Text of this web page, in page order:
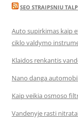
SEO STRAIPSNIU
Auto supirkimas kaip
ciklo valdymo
Klaidos renkantis
Nano danga
Kaip veikia osmoso
Vandenyje rasti